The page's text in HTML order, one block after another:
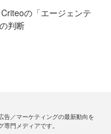
の「エージェンテ
判断
告／マーケティングの最新動向を
門メディアです。